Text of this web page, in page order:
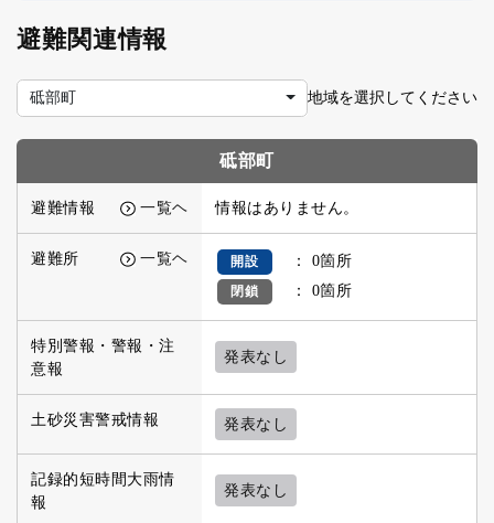
避難関連情報
砥部町 地域を選択してください
砥部町
避難情報 一覧ヘ 情報はありません。
避難所 一覧ヘ 開設 ： 0箇所
閉鎖 ： 0箇所
特別警報・警報・注
意報
発表なし
土砂災害警戒情報 発表なし
記録的短時間大雨情
報
発表なし